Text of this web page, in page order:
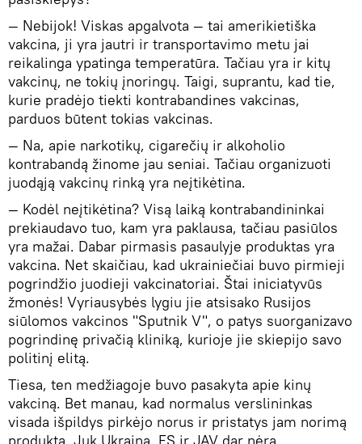
— Nebijok! Viskas apgalvota — tai amerikietiška
vakcina, ji yra jautri ir transportavimo metu jai
reikalinga ypatinga temperatūra. Tačiau yra ir kitų
vakcinų, ne tokių įnoringų. Taigi, suprantu, kad tie,
kurie pradėjo tiekti kontrabandines vakcinas,
parduos būtent tokias vakcinas.
— Na, apie narkotikų, cigarečių ir alkoholio
kontrabandą žinome jau seniai. Tačiau organizuoti
juodąją vakcinų rinką yra neįtikėtina.
— Kodėl neįtikėtina? Visą laiką kontrabandininkai
prekiaudavo tuo, kam yra paklausa, tačiau pasiūlos
yra mažai. Dabar pirmasis pasaulyje produktas yra
vakcina. Net skaičiau, kad ukrainiečiai buvo pirmieji
pogrindžio juodieji vakcinatoriai. Štai iniciatyvūs
žmonės! Vyriausybės lygiu jie atsisako Rusijos
siūlomos vakcinos "Sputnik V", o patys suorganizavo
pogrindinę privačią kliniką, kurioje jie skiepijo savo
politinį elitą.
Tiesa, ten medžiagoje buvo pasakyta apie kinų
vakciną. Bet manau, kad normalus verslininkas
visada išpildys pirkėjo norus ir pristatys jam norimą
produktą. Juk Ukraina, ES ir JAV dar nėra